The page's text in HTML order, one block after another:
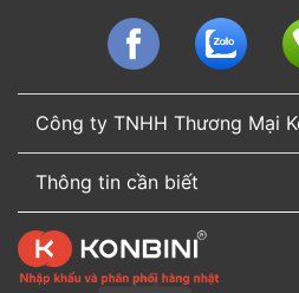
Công ty TNHH Thương Mại
Thông tin cần biết